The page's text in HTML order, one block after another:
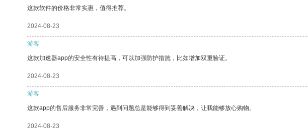
这款软件的价格非常实惠，值得推荐。
2024-08-23
游客
这款加速器app的安全性有待提高，可以加强防护措施，比如增加双重验证。
2024-08-23
游客
这款app的售后服务非常完善，遇到问题总是能够得到妥善解决，让我能够放心购物。
2024-08-23